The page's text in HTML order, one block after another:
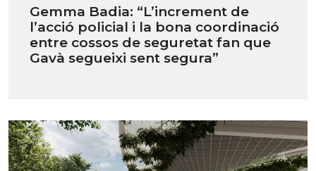
Gemma Badia: “L’increment de
l’acció policial i la bona coordinació
entre cossos de seguretat fan que
Gavà segueixi sent segura”